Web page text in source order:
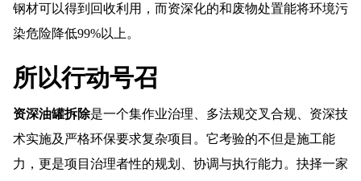
钢材可以得到回收利用，而资深化的和废物处置能将环境污
染危险降低99%以上。
所以行动号召
资深油罐拆除是一个集作业治理、多法规交叉合规、资深技
术实施及严格环保要求复杂项目。它考验的不但是施工能
力，更是项目治理者性的规划、协调与执行能力。抉择一家